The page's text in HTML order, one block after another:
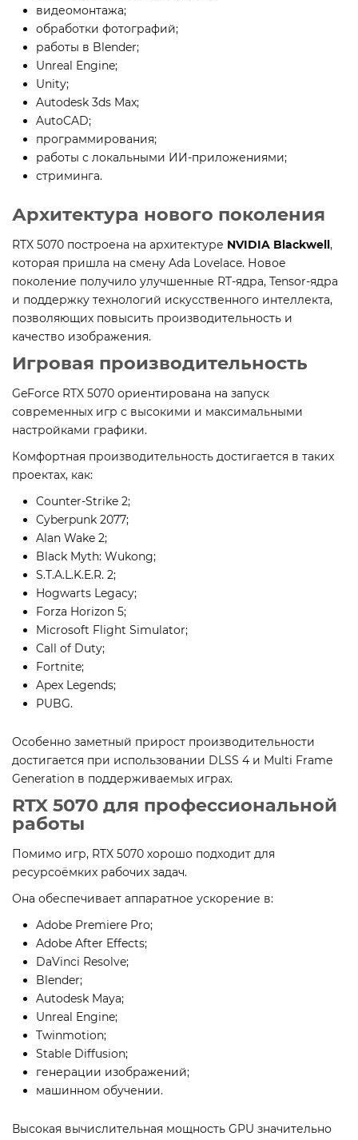
видеомонтажа;
обработки фотографий;
работы в Blender;
Unreal Engine;
Unity;
Autodesk 3ds Max;
AutoCAD;
программирования;
работы с локальными ИИ-приложениями;
стриминга.
Архитектура нового поколения
RTX 5070 построена на архитектуре NVIDIA Blackwell,
которая пришла на смену Ada Lovelace. Новое
поколение получило улучшенные RT-ядра, Tensor-ядра
и поддержку технологий искусственного интеллекта,
позволяющих повысить производительность и
качество изображения.
Игровая производительность
GeForce RTX 5070 ориентирована на запуск
современных игр с высокими и максимальными
настройками графики.
Комфортная производительность достигается в таких
проектах, как:
Counter-Strike 2;
Cyberpunk 2077;
Alan Wake 2;
Black Myth: Wukong;
S.T.A.L.K.E.R. 2;
Hogwarts Legacy;
Forza Horizon 5;
Microsoft Flight Simulator;
Call of Duty;
Fortnite;
Apex Legends;
PUBG.
Особенно заметный прирост производительности
достигается при использовании DLSS 4 и Multi Frame
Generation в поддерживаемых играх.
RTX 5070 для профессиональной
работы
Помимо игр, RTX 5070 хорошо подходит для
ресурсоёмких рабочих задач.
Она обеспечивает аппаратное ускорение в:
Adobe Premiere Pro;
Adobe After Effects;
DaVinci Resolve;
Blender;
Autodesk Maya;
Unreal Engine;
Twinmotion;
Stable Diffusion;
генерации изображений;
машинном обучении.
Высокая вычислительная мощность GPU значительно